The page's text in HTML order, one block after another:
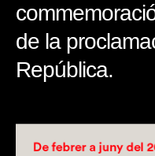
de la
República.